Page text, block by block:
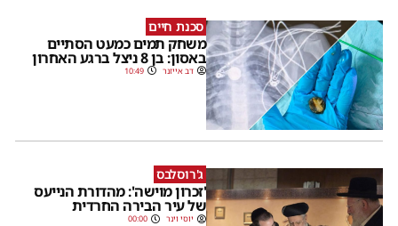
סכנת חיים
משחק תמים כמעט הסתיים
באסון: בן 8 ניצל ברגע האחרון
דב אייזנר 10:49
ג'רוסלבס
'זכרון מוישה': מהדורת הנייעס
של עיר הבירה החרדית
יוסי וינר 00:00